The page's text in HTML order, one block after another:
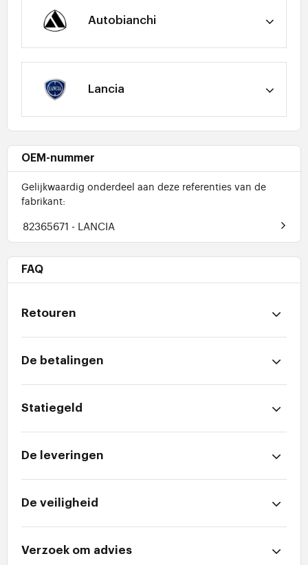
Autobianchi
Lancia
OEM-nummer
Gelijkwaardig onderdeel aan deze referenties van de
fabrikant:
82365671 - LANCIA
FAQ
Retouren
De betalingen
Statiegeld
De leveringen
De veiligheid
Verzoek om advies